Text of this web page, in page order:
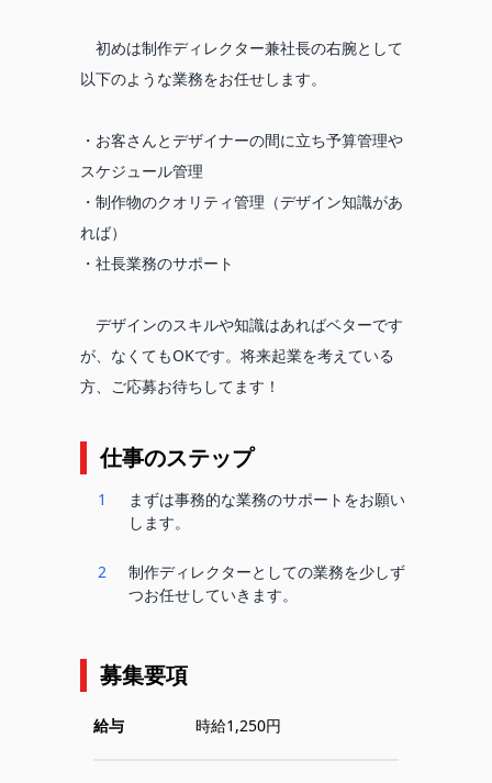
初めは制作ディレクター兼社長の右腕として
以下のような業務をお任せします。
・お客さんとデザイナーの間に立ち予算管理や
スケジュール管理
・制作物のクオリティ管理（デザイン知識があ
れば）
・社長業務のサポート
デザインのスキルや知識はあればベターです
が、なくてもOKです。将来起業を考えている
方、ご応募お待ちしてます！
仕事のステップ
1
まずは事務的な業務のサポートをお願い
します。
2
制作ディレクターとしての業務を少しず
つお任せしていきます。
募集要項
給与 時給1,250円